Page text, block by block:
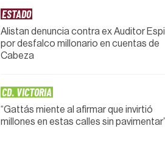
ESTADO
Alistan denuncia contra ex Auditor
por desfalco millonario en cuentas de
Cabeza
CD. VICTORIA
“Gattás miente al afirmar que invirtió
millones en estas calles sin pavimentar”